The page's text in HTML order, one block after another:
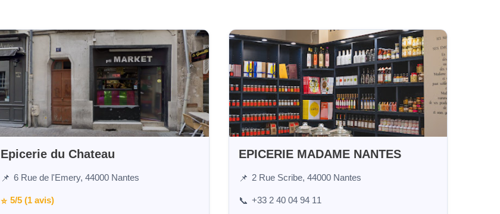
Epicerie du Chateau
📌 6 Rue de l'Emery, 44000 Nantes
⭐ 5/5 (1 avis)
EPICERIE MADAME NANTES
📌 2 Rue Scribe, 44000 Nantes
📞 +33 2 40 04 94 11